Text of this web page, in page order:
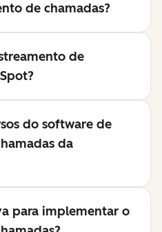
de chamadas?
de
do software de
da
para implementar o